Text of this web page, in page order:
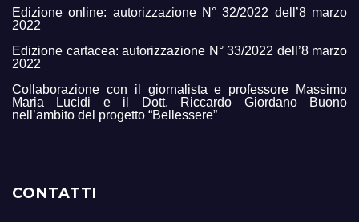
Edizione online: autorizzazione N° 32/2022 dell’8 marzo
2022
Edizione cartacea: autorizzazione N° 33/2022 dell’8 marzo
2022
Collaborazione con il giornalista e professore Massimo
Maria Lucidi e il Dott. Riccardo Giordano Buono
nell’ambito del progetto “Bellessere”
CONTATTI